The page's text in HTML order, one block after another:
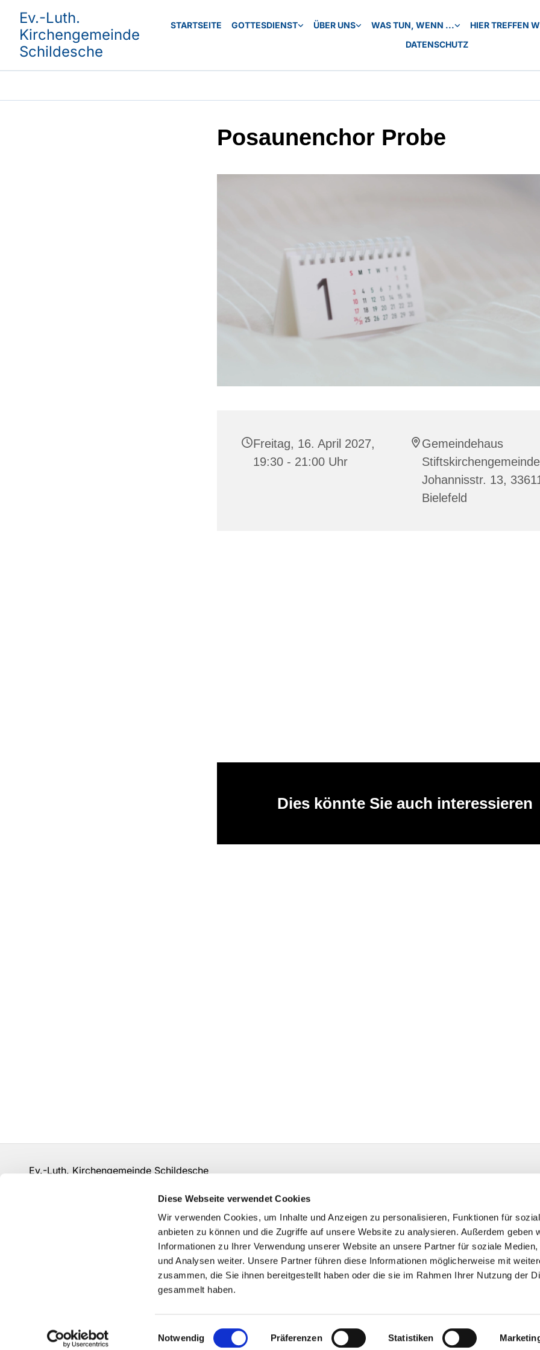
Diese Webseite verwendet Cookies
Wir verwenden Cookies, um Inhalte und Anzeigen zu personalisieren, Funktionen für
anbieten zu können und die Zugriffe auf unsere Website zu analysieren. Außerdem geben
Informationen zu Ihrer Verwendung unserer Website an unsere Partner für soziale Medien,
und Analysen weiter. Unsere Partner führen diese Informationen möglicherweise mit
zusammen, die Sie ihnen bereitgestellt haben oder die sie im Rahmen Ihrer Nutzung der
gesammelt haben.
Einwilligungsauswahl
Notwendig Präferenzen Statistiken
Ev.-Luth.
Kirchengemeinde
Schildesche
STARTSEITE GOTTESDIENST ÜBER UNS WAS TUN, WENN ...
HIER TREFFEN
DATENSCHUTZ
Posaunenchor Probe
Freitag, 16. April 2027,
19:30 - 21:00 Uhr
Gemeindehaus
Johannisstr. 13,
Bielefeld
Dies könnte Sie auch interessieren
Ev.-Luth. Kirchengemeinde Schildesche